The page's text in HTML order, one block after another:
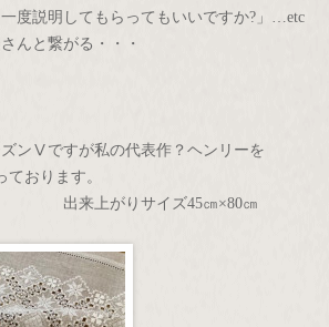
度説明してもらってもいいですか?」…etc
んと繋がる・・・
ンⅤですが私の代表作？ヘンリーを
おります。
イズ45㎝×80㎝